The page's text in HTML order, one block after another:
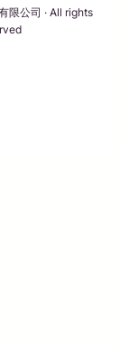
限公司 · All rights